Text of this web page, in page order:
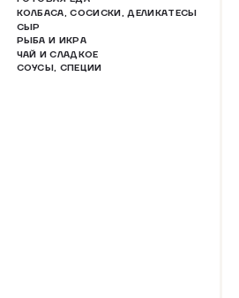
КОЛБАСА, СОСИСКИ, ДЕЛИКАТЕСЫ
СЫР
РЫБА И ИКРА
ЧАЙ И СЛАДКОЕ
СОУСЫ, СПЕЦИИ